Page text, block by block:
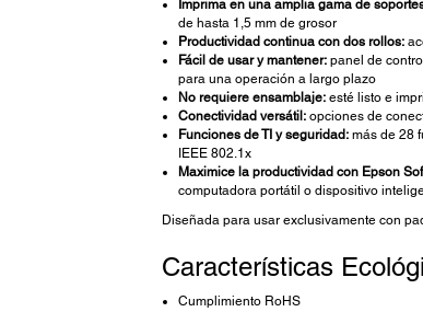
Imprima en una amplia gama de
de hasta 1,5 mm de grosor
Productividad continua con dos rollos:
Fácil de usar y mantener:panel de
para una operación a largo plazo
No requiere ensamblaje:esté listo e
Conectividad versátil:opciones de
Funciones de TI y seguridad:más de 28
IEEE 802.1x
Maximice la productividad con Epson
computadora portátil o dispositivo
Diseñada para usar exclusivamente con
Características
Cumplimiento RoHS